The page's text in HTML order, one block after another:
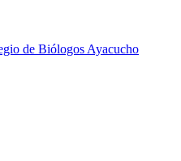
de Biólogos Ayacucho